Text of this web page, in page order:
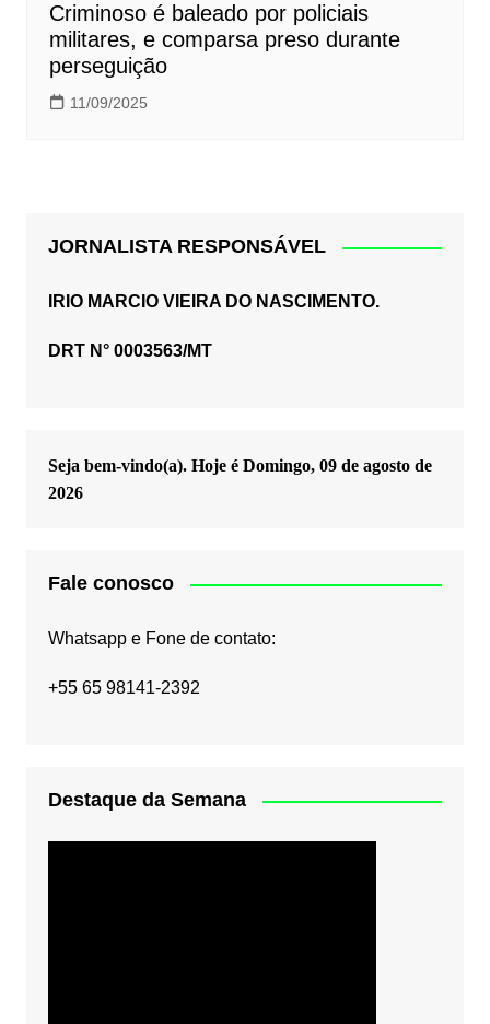
Criminoso é baleado por policiais
militares, e comparsa preso durante
perseguição
11/09/2025
JORNALISTA RESPONSÁVEL
IRIO MARCIO VIEIRA DO NASCIMENTO.
DRT N° 0003563/MT
Seja bem-vindo(a). Hoje é Domingo, 09 de agosto de
2026
Fale conosco
Whatsapp e Fone de contato:
+55 65 98141-2392
Destaque da Semana